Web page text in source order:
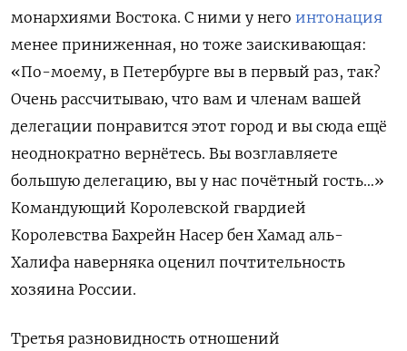
монархиями Востока. С ними у него интонация
менее приниженная, но тоже заискивающая:
«По-моему, в Петербурге вы в первый раз, так?
Очень рассчитываю, что вам и членам вашей
делегации понравится этот город и вы сюда ещё
неоднократно вернётесь. Вы возглавляете
большую делегацию, вы у нас почётный гость…»
Командующий Королевской гвардией
Королевства Бахрейн Насер бен Хамад аль-
Халифа наверняка оценил почтительность
хозяина России.
Третья разновидность отношений